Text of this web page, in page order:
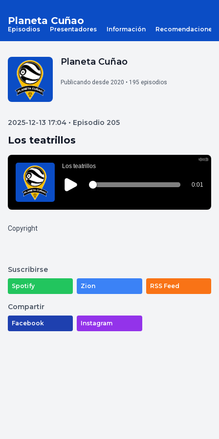
Planeta Cuñao
Episodios Presentadores Información Recomendaciones
Planeta Cuñao
Publicando desde 2020 • 195 episodios
2025-12-13 17:04 • Episodio 205
Los teatrillos
Copyright
Suscribirse
Spotify Zion RSS Feed
Compartir
Facebook Instagram